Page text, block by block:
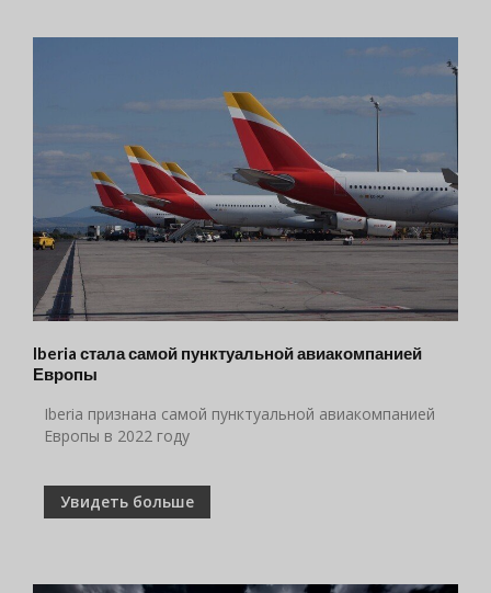
Iberia стала самой пунктуальной авиакомпанией
Европы
Iberia признана самой пунктуальной авиакомпанией
Европы в 2022 году
Увидеть больше